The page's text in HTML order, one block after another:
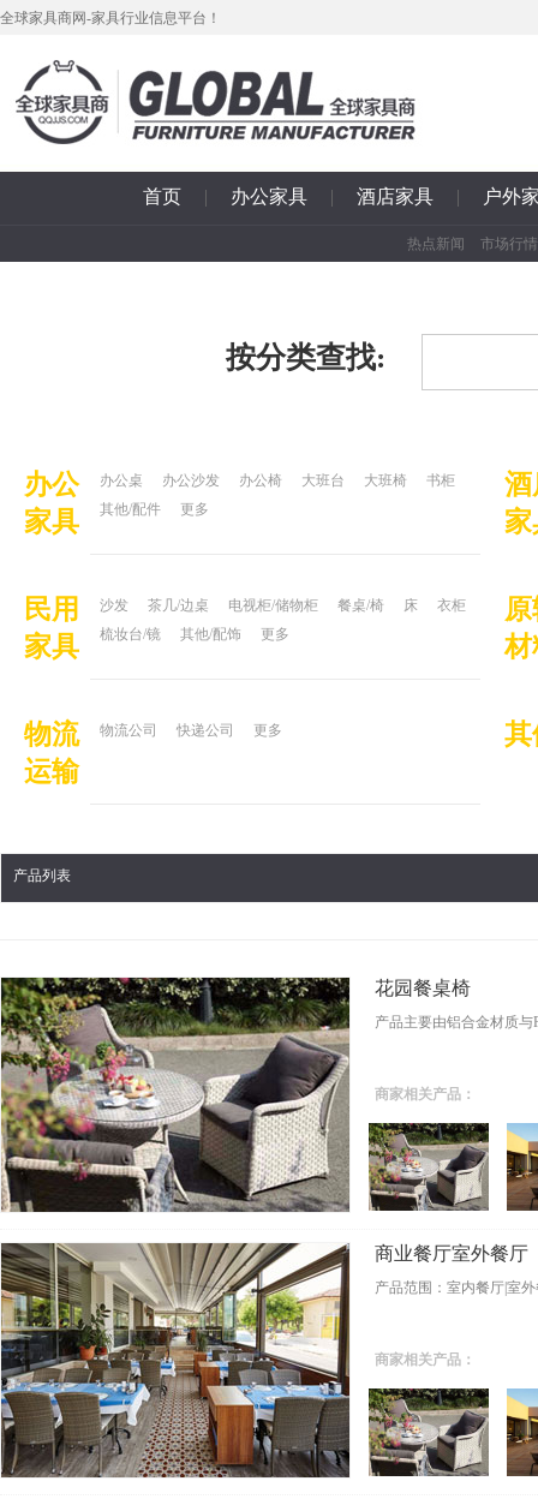
全球家具商网-家具行业信息平台！
首页 | 办公家具 | 酒店家具 | 户外
热点新闻 市场行情
按分类查找:
办公
家具
办公桌 办公沙发 办公椅 大班台 大班椅
书柜
其他/配件
更多
酒
家
民用
家具
沙发 茶几/边桌 电视柜/储物柜 餐桌/椅 床
衣柜
梳妆台/镜
其他/配饰 更多
材
物流
运输
物流公司 快递公司 更多 其
产品列表
花园餐桌椅
产品主要由铝合金材质
商家相关产品：
商业餐厅室外餐厅
产品范围：室内餐厅|室
商家相关产品：